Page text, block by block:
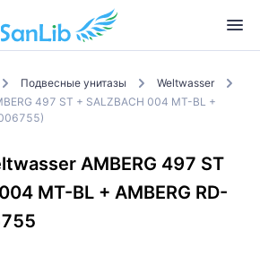
Подвесные унитазы
Weltwasser
497 ST + SALZBACH 004 MT-BL +
AMBERG 497 ST
MT-BL + AMBERG RD-